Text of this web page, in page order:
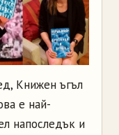
Книжен ъгъл
е най-
напоследък и